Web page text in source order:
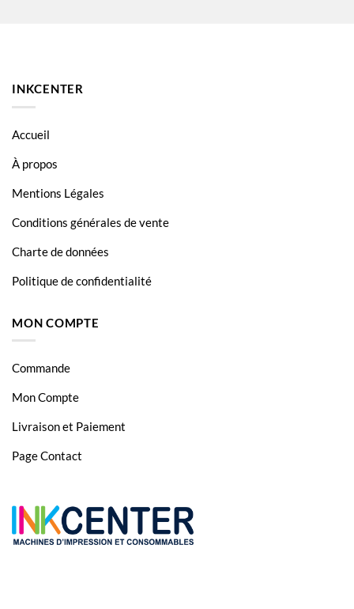
INKCENTER
Accueil
À propos
Mentions Légales
Conditions générales de vente
Charte de données
Politique de confidentialité
MON COMPTE
Commande
Mon Compte
Livraison et Paiement
Page Contact